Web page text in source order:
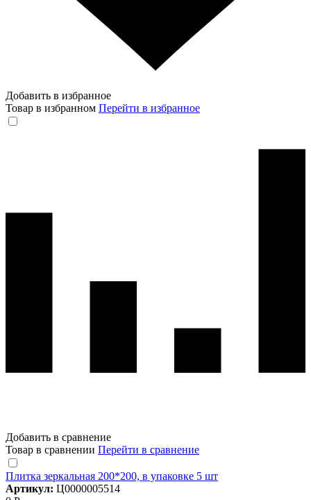
Добавить в избранное
Товар в избранном Перейти в избранное
Добавить в сравнение
Товар в сравнении Перейти в сравнение
Плитка зеркальная 200*200, в упаковке 5 шт
Артикул: Ц0000005514